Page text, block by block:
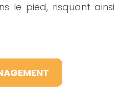
le pied, risquant